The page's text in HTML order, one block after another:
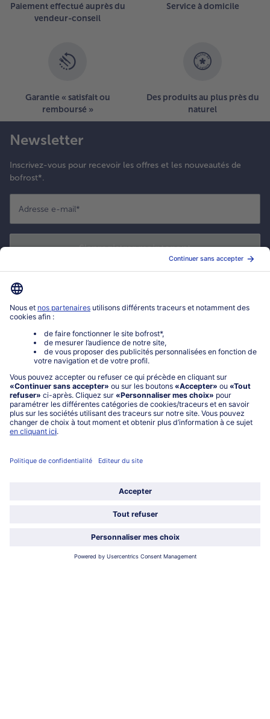
Paiement effectué auprès du
vendeur-conseil
Service à domicile
Garantie « satisfait ou
remboursé »
Des produits au plus près du
naturel
Newsletter
Inscrivez-vous pour recevoir les offres et les nouveautés de
bofrost*.
Adresse e-mail*
S'enregistrer maintenant
Mon compte bofrost*
service@bofrost.fr
0801 902 406
Lu-Ve : 9h - 20h (appel non surtaxé)